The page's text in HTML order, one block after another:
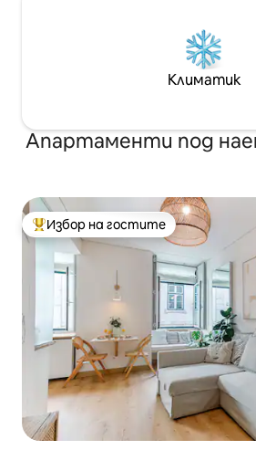
Климатик
Апартаменти под
Най-популярен избор на гостите
Избор на гостите